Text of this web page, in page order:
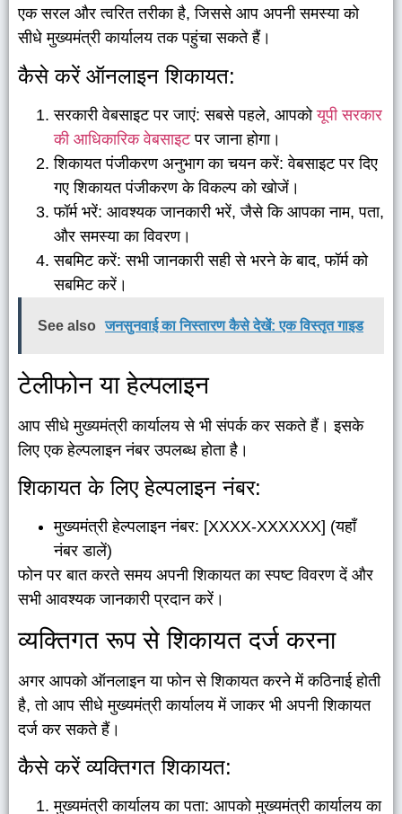
एक सरल और त्वरित तरीका है, जिससे आप अपनी समस्या को
सीधे मुख्यमंत्री कार्यालय तक पहुंचा सकते हैं।
कैसे करें ऑनलाइन शिकायत:
सरकारी वेबसाइट पर जाएं: सबसे पहले, आपकोयूपी सरकार
की आधिकारिक वेबसाइटपर जाना होगा।
शिकायत पंजीकरण अनुभाग का चयन करें: वेबसाइट पर दिए
गए शिकायत पंजीकरण के विकल्प को खोजें।
फॉर्म भरें: आवश्यक जानकारी भरें, जैसे कि आपका नाम, पता,
और समस्या का विवरण।
सबमिट करें: सभी जानकारी सही से भरने के बाद, फॉर्म को
सबमिट करें।
See also जनसुनवाई का निस्तारण कैसे देखें: एक विस्तृत गाइड
टेलीफोन या हेल्पलाइन
आप सीधे मुख्यमंत्री कार्यालय से भी संपर्क कर सकते हैं। इसके
लिए एक हेल्पलाइन नंबर उपलब्ध होता है।
शिकायत के लिए हेल्पलाइन नंबर:
मुख्यमंत्री हेल्पलाइन नंबर: [XXXX-XXXXXX] (यहाँ
नंबर डालें)
फोन पर बात करते समय अपनी शिकायत का स्पष्ट विवरण दें और
सभी आवश्यक जानकारी प्रदान करें।
व्यक्तिगत रूप से शिकायत दर्ज करना
अगर आपको ऑनलाइन या फोन से शिकायत करने में कठिनाई होती
है, तो आप सीधे मुख्यमंत्री कार्यालय में जाकर भी अपनी शिकायत
दर्ज कर सकते हैं।
कैसे करें व्यक्तिगत शिकायत:
मुख्यमंत्री कार्यालय का पता: आपको मुख्यमंत्री कार्यालय का